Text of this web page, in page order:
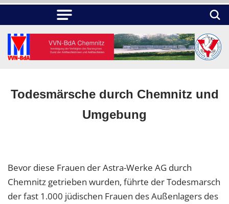
Todesmärsche durch Chemnitz und
Umgebung
Bevor diese Frauen der Astra-Werke AG durch
Chemnitz getrieben wurden, führte der Todesmarsch
der fast 1.000 jüdischen Frauen des Außenlagers des